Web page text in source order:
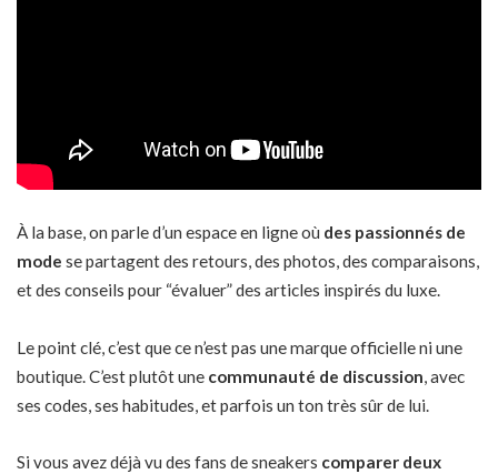
À la base, on parle d’un espace en ligne où des passionnés de
mode se partagent des retours, des photos, des comparaisons,
et des conseils pour “évaluer” des articles inspirés du luxe.
Le point clé, c’est que ce n’est pas une marque officielle ni une
boutique. C’est plutôt une communauté de discussion, avec
ses codes, ses habitudes, et parfois un ton très sûr de lui.
Si vous avez déjà vu des fans de sneakers comparer deux